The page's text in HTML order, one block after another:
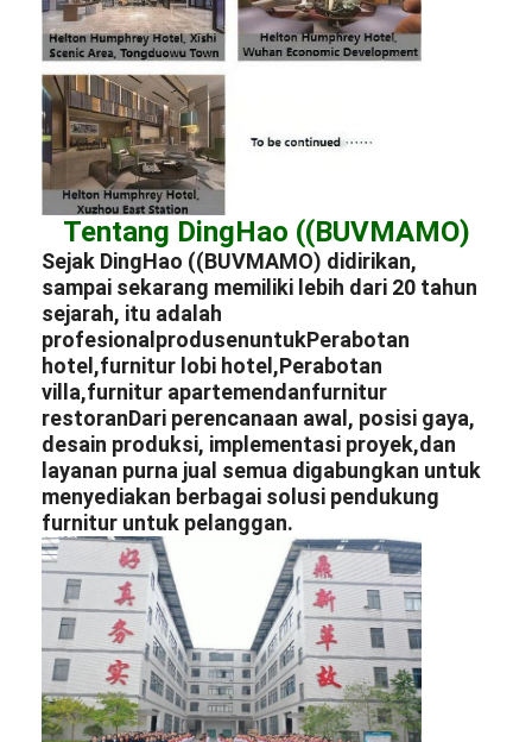
Tentang DingHao ((BUVMAMO)
Sejak DingHao ((BUVMAMO) didirikan,
sampai sekarang memiliki lebih dari 20 tahun
sejarah, itu adalah
profesional produsenuntukPerabotan
hotel ,furnitur lobi hotel ,Perabotan
villa,furnitur apartemendanfurnitur
restoranDari perencanaan awal, posisi gaya,
desain produksi, implementasi proyek,dan
layanan purna jual semua digabungkan untuk
menyediakan berbagai solusi pendukung
furnitur untuk pelanggan.